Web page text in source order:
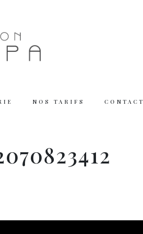
NOS TARIFS CONTACT
Tuesday – Thursday 12am 11pm
Friday – Saturday 12am 12pm
+ 44 789 899 090